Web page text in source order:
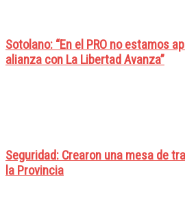
Sotolano: “En el PRO no estamos
alianza con La Libertad Avanza”
Seguridad: Crearon una mesa de
la Provincia